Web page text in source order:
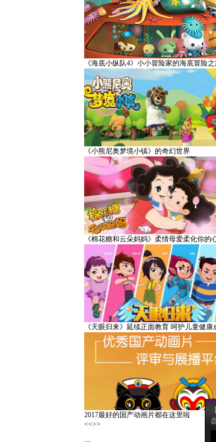
《海底小纵队4》小小冒险家的海底冒险
《小熊尼奥梦境小镇》的奇幻世界
《棉花糖和云朵妈妈》柔情母爱柔化你的
《天眼归来》延续正面教育 呵护儿童健康
2017最好的国产动画片都在这里啦
<<>>